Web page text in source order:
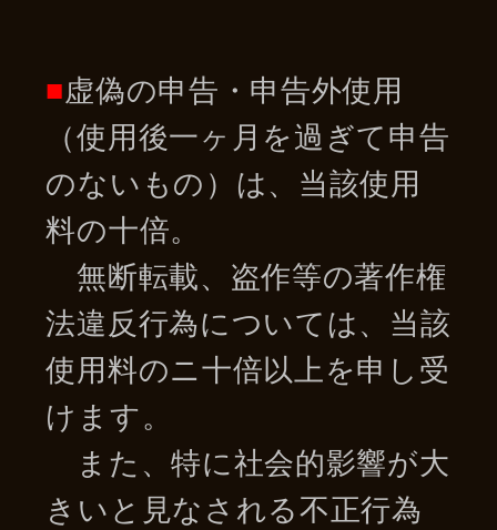
■虚偽の申告・申告外使用
（使用後一ヶ月を過ぎて申告
のないもの）は、当該使用
料の十倍。
無断転載、盗作等の著作権
法違反行為については、当該
使用料のニ十倍以上を申し受
けます。
また、特に社会的影響が大
きいと見なされる不正行為